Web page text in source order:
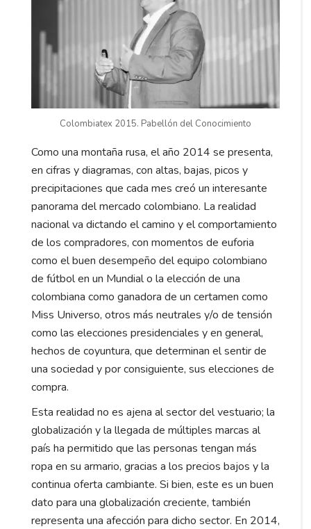
Colombiatex 2015. Pabellón del Conocimiento
Como una montaña rusa, el año 2014 se presenta,
en cifras y diagramas, con altas, bajas, picos y
precipitaciones que cada mes creó un interesante
panorama del mercado colombiano. La realidad
nacional va dictando el camino y el comportamiento
de los compradores, con momentos de euforia
como el buen desempeño del equipo colombiano
de fútbol en un Mundial o la elección de una
colombiana como ganadora de un certamen como
Miss Universo, otros más neutrales y/o de tensión
como las elecciones presidenciales y en general,
hechos de coyuntura, que determinan el sentir de
una sociedad y por consiguiente, sus elecciones de
compra.
Esta realidad no es ajena al sector del vestuario; la
globalización y la llegada de múltiples marcas al
país ha permitido que las personas tengan más
ropa en su armario, gracias a los precios bajos y la
continua oferta cambiante. Si bien, este es un buen
dato para una globalización creciente, también
representa una afección para dicho sector. En 2014,